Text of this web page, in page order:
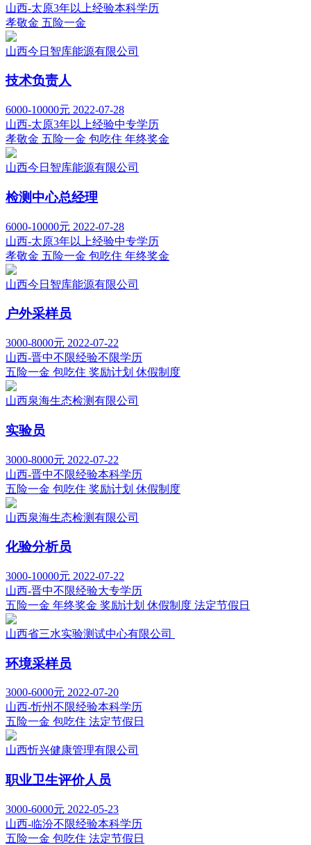
山西-太原3年以上经验本科学历
孝敬金 五险一金
山西今日智库能源有限公司
技术负责人
6000-10000元 2022-07-28
山西-太原3年以上经验中专学历
孝敬金 五险一金 包吃住 年终奖金
山西今日智库能源有限公司
检测中心总经理
6000-10000元 2022-07-28
山西-太原3年以上经验中专学历
孝敬金 五险一金 包吃住 年终奖金
山西今日智库能源有限公司
户外采样员
3000-8000元 2022-07-22
山西-晋中不限经验不限学历
五险一金 包吃住 奖励计划 休假制度
山西泉海生态检测有限公司
实验员
3000-8000元 2022-07-22
山西-晋中不限经验本科学历
五险一金 包吃住 奖励计划 休假制度
山西泉海生态检测有限公司
化验分析员
3000-10000元 2022-07-22
山西-晋中不限经验大专学历
五险一金 年终奖金 奖励计划 休假制度 法定节假日
山西省三水实验测试中心有限公司
环境采样员
3000-6000元 2022-07-20
山西-忻州不限经验本科学历
五险一金 包吃住 法定节假日
山西忻兴健康管理有限公司
职业卫生评价人员
3000-6000元 2022-05-23
山西-临汾不限经验本科学历
五险一金 包吃住 法定节假日